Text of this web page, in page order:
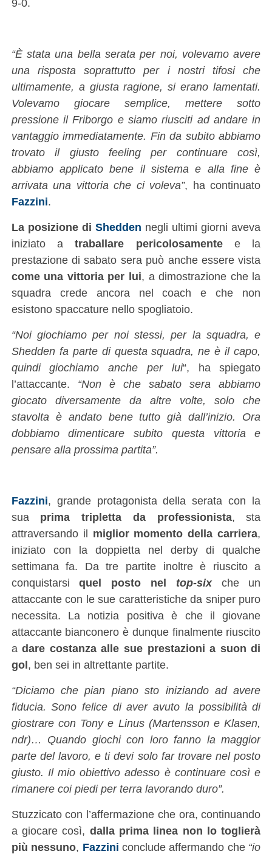
9-0.
“È stata una bella serata per noi, volevamo avere
una risposta soprattutto per i nostri tifosi che
ultimamente, a giusta ragione, si erano lamentati.
Volevamo giocare semplice, mettere sotto
pressione il Friborgo e siamo riusciti ad andare in
vantaggio immediatamente. Fin da subito abbiamo
trovato il giusto feeling per continuare così,
abbiamo applicato bene il sistema e alla fine è
arrivata una vittoria che ci voleva”, ha continuato
Fazzini.
La posizione di Shedden negli ultimi giorni aveva
iniziato atraballare pericolosamentee la
prestazione di sabato sera può anche essere vista
come una vittoria per lui, a dimostrazione che la
squadra crede ancora nel coach e che non
esistono spaccature nello spogliatoio.
“Noi giochiamo per noi stessi, per la squadra, e
Shedden fa parte di questa squadra, ne è il capo,
quindi giochiamo anche per lui“, ha spiegato
l’attaccante. “Non è che sabato sera abbiamo
giocato diversamente da altre volte, solo che
stavolta è andato bene tutto già dall’inizio. Ora
dobbiamo dimenticare subito questa vittoria e
pensare alla prossima partita”.
Fazzini, grande protagonista della serata con la
sua prima tripletta da professionista, sta
attraversando il miglior momento della carriera,
iniziato con la doppietta nel derby di qualche
settimana fa. Da tre partite inoltre è riuscito a
conquistarsiquel posto nel top-sixche un
attaccante con le sue caratteristiche da sniper puro
necessita. La notizia positiva è che il giovane
attaccante bianconero è dunque finalmente riuscito
adare costanza alle sue prestazioni a suon di
gol, ben sei in altrettante partite.
“Diciamo che pian piano sto iniziando ad avere
fiducia. Sono felice di aver avuto la possibilità di
giostrare con Tony e Linus (Martensson e Klasen,
ndr)… Quando giochi con loro fanno la maggior
parte del lavoro, e ti devi solo far trovare nel posto
giusto. Il mio obiettivo adesso è continuare così e
rimanere coi piedi per terra lavorando duro”.
Stuzzicato con l’affermazione che ora, continuando
a giocare così, dalla prima linea non lo toglierà
più nessuno, Fazzini conclude affermando che “io